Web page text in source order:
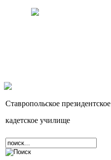
Ставропольское президентское
кадетское училище